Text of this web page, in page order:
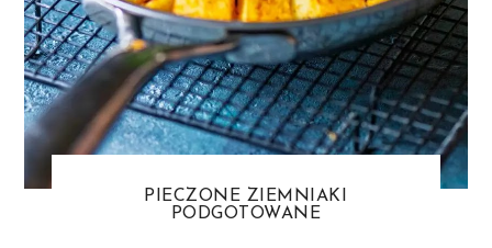
PIECZONE ZIEMNIAKI
PODGOTOWANE